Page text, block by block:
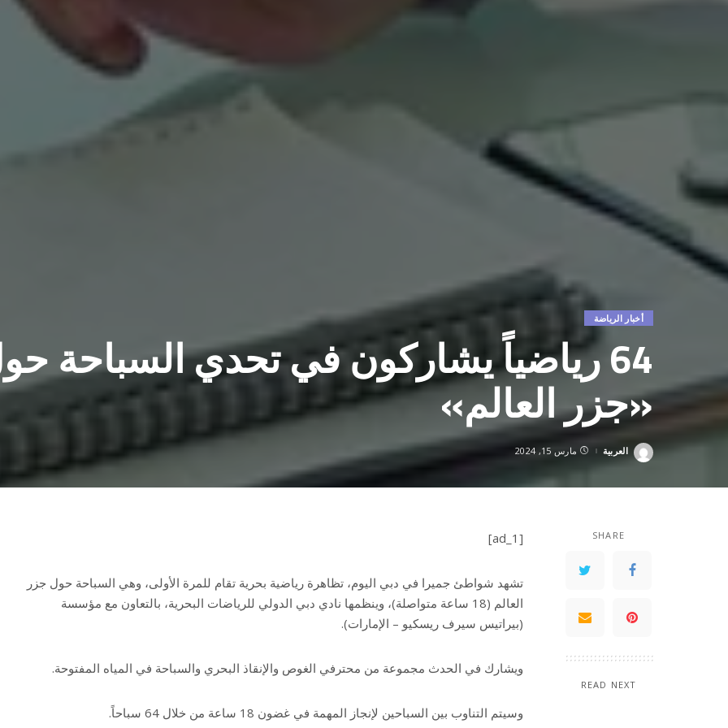
أخبار الرياضة
64 رياضياً يشاركون في تحدي السباحة
«جزر العالم»
Posted
العربية مارس 15, 2024
SHARE
READ NEXT
[ad_1]
تشهد شواطئ جميرا في دبي اليوم، تظاهرة رياضية بحرية تقام للمرة الأولى، وهي السباحة حول جزر
العالم (18 ساعة متواصلة)، وينظمها نادي دبي الدولي للرياضات البحرية، بالتعاون مع مؤسسة
(بيراتيس سيرف ريسكيو – الإمارات).
ويشارك في الحدث مجموعة من محترفي الغوص والإنقاذ البحري والسباحة في المياه المفتوحة.
وسيتم التناوب بين السباحين لإنجاز المهمة في غضون 18 ساعة من خلال 64 سباحاً.